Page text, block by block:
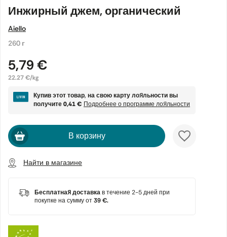
Инжирный джем, органический
Aiello
260 г
5,79 €
22.27 €/kg
Купив этот товар, на свою карту лояльности вы
получите0,41 € Подробнее о программе лояльности
В корзину
Найти в магазине
Бесплатная доставкав течение 2-5 дней при
покупке на сумму от39 €.